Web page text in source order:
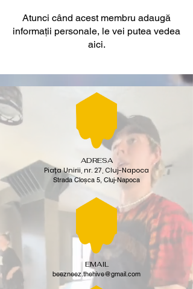
Atunci când acest membru adaugă
informații personale, le vei putea vedea
aici.
ADRESA
Piața Unirii, nr. 27, Cluj-Napoca
Strada Cloșca 5, Cluj-Napoca
EMAIL
beezneez.thehive@gmail.com